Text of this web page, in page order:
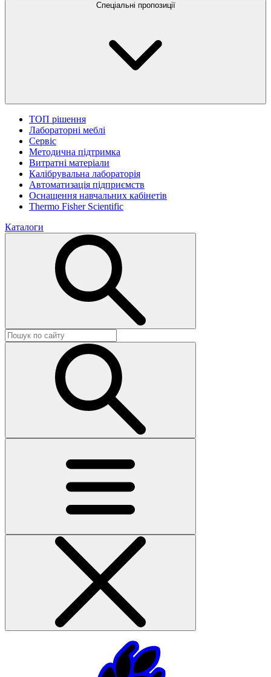
Спеціальні пропозиції
ТОП рішення
Лабораторні меблі
Сервіс
Методична підтримка
Витратні матеріали
Калібрувальна лабораторія
Автоматизація підприємств
Оснащення навчальних кабінетів
Thermo Fisher Scientific
Каталоги